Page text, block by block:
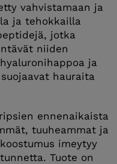
vahvistamaan ja
ja tehokkailla
jotka
niiden
ja
hauraita
ennenaikaista
tuuheammat ja
imeytyy
Tuote on